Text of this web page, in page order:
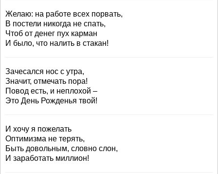
Желаю: на работе всех порвать,
В постели никогда не спать,
Чтоб от денег пух карман
И было, что налить в стакан!
Зачесался нос с утра,
Значит, отмечать пора!
Повод есть, и неплохой –
Это День Рожденья твой!
И хочу я пожелать
Оптимизма не терять,
Быть довольным, словно слон,
И заработать миллион!